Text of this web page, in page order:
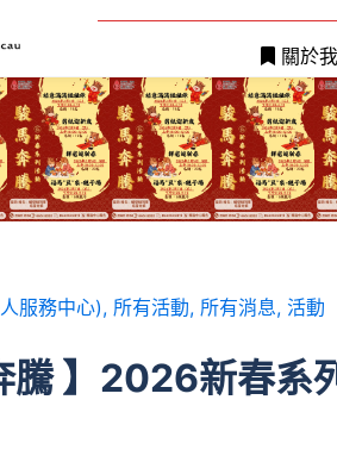
關於
服務中心), 所有活動, 所有消息, 活動
騰 】2026新春系